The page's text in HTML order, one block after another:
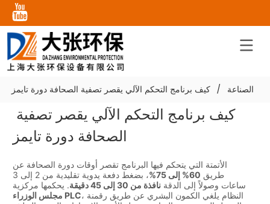
الصناعة / كيف برنامج التحكم الآلي يقصر تصفية الصحافة دورة تايمز
الصحافة دورة تايمز